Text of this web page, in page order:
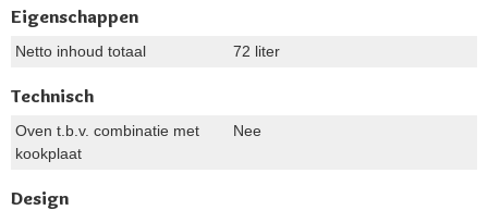
Eigenschappen
Netto inhoud totaal 72 liter
Technisch
Oven t.b.v. combinatie met
kookplaat
Nee
Design